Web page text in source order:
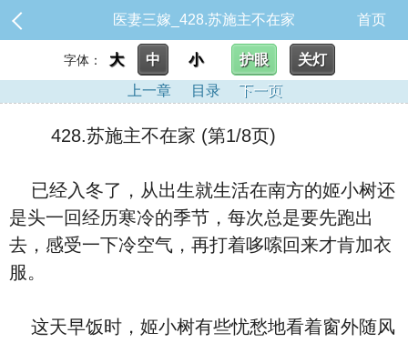
医妻三嫁_428.苏施主不在家 首页
字体： 大 中 小 护眼
关灯
上一章
目录 下一页
428.苏施主不在家 (第1/8页)
已经入冬了，从出生就生活在南方的姬小树还
是头一回经历寒冷的季节，每次总是要先跑出
去，感受一下冷空气，再打着哆嗦回来才肯加衣
服。
这天早饭时，姬小树有些忧愁地看着窗外随风